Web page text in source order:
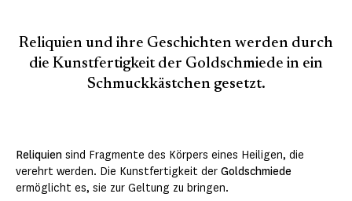
Reliquien und ihre Geschichten werden durch
die Kunstfertigkeit der Goldschmiede in ein
Schmuckkästchen gesetzt.
Reliquien sind Fragmente des Körpers eines Heiligen, die
verehrt werden. Die Kunstfertigkeit der Goldschmiede
ermöglicht es, sie zur Geltung zu bringen.